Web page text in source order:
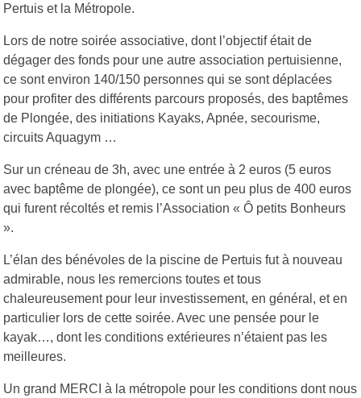
Pertuis et la Métropole.
Lors de notre soirée associative, dont l’objectif était de
dégager des fonds pour une autre association pertuisienne,
ce sont environ 140/150 personnes qui se sont déplacées
pour profiter des différents parcours proposés, des baptêmes
de Plongée, des initiations Kayaks, Apnée, secourisme,
circuits Aquagym …
Sur un créneau de 3h, avec une entrée à 2 euros (5 euros
avec baptême de plongée), ce sont un peu plus de 400 euros
qui furent récoltés et remis l’Association « Ô petits Bonheurs
».
L’élan des bénévoles de la piscine de Pertuis fut à nouveau
admirable, nous les remercions toutes et tous
chaleureusement pour leur investissement, en général, et en
particulier lors de cette soirée. Avec une pensée pour le
kayak…, dont les conditions extérieures n’étaient pas les
meilleures.
Un grand MERCI à la métropole pour les conditions dont nous